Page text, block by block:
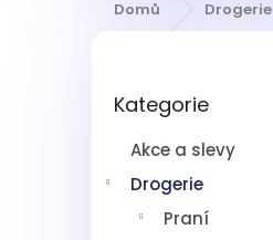
Domů Drogerie
kategorie
Kategorie
Akce a slevy
Drogerie
Praní